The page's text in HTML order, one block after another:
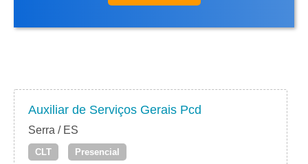
Auxiliar de Serviços Gerais Pcd
Serra / ES
CLT Presencial